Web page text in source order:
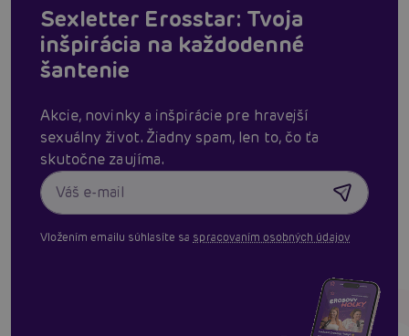
Sexletter Erosstar: Tvoja
inšpirácia na každodenné
šantenie
Akcie, novinky a inšpirácie pre hravejší
sexuálny život. Žiadny spam, len to, čo ťa
skutočne zaujíma.
Vložením emailu súhlasíte sa spracovaním osobných údajov